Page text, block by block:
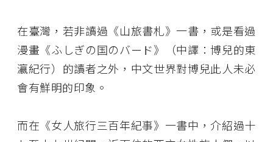
在臺灣，若非讀過《山旅書札》一書，或是看過
漫畫《ふしぎの国のバード》（中譯：博兒的東
瀛紀行）的讀者之外，中文世界對博兒此人未必
會有鮮明的印象。
而在《女人旅行三百年紀事》一書中，介紹過十